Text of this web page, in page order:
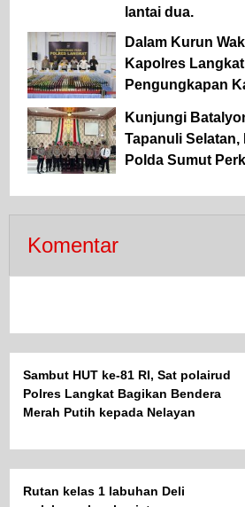
lantai dua.
Dalam Kurun
Kapolres
Pengungkapan
Kekerasan
Kunjungi
Tapanuli
Polda Sumut
Komentar
Sambut HUT ke-81 RI, Sat polairud
Polres Langkat Bagikan Bendera
Merah Putih kepada Nelayan
Rutan kelas 1 labuhan Deli